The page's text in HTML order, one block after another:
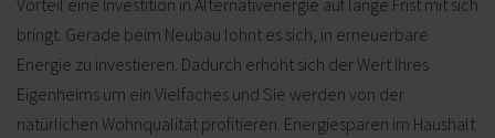
Vorteil eine Investition in Alternativenergie auf lange Frist mit sich
bringt. Gerade beim Neubau lohnt es sich, in erneuerbare
Energie zu investieren. Dadurch erhöht sich der Wert Ihres
Eigenheims um ein Vielfaches und Sie werden von der
natürlichen Wohnqualität profitieren. Energiesparen im Haushalt